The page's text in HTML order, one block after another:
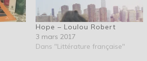
Hope – Loulou Robert
3 mars 2017
Dans "Littérature française"